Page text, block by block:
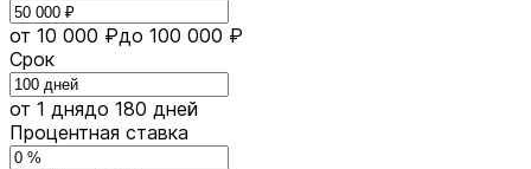
от 10 000 ₽до 100 000 ₽
Срок
от 1 днядо 180 дней
Процентная ставка